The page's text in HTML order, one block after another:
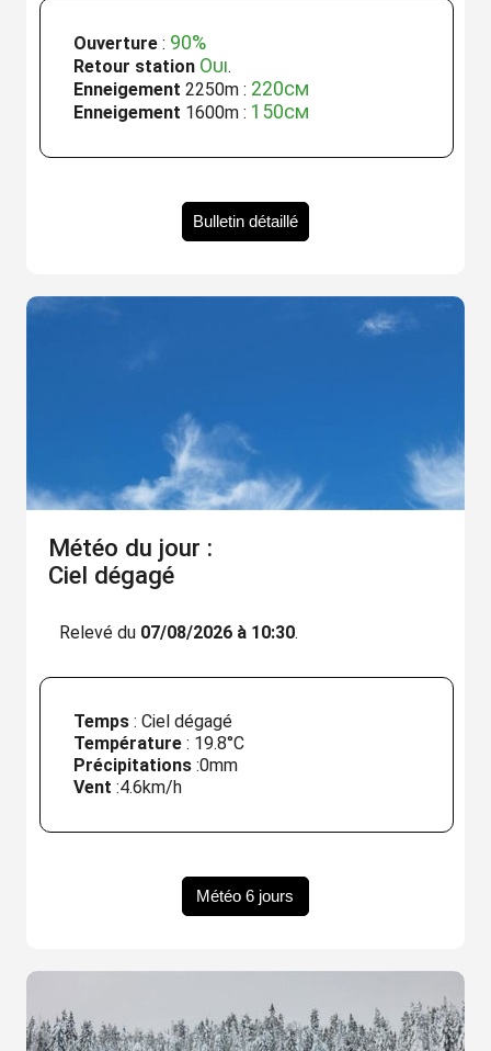
Ouverture: 90%
Retour station Oui.
Enneigement 2250m : 220cm
Enneigement 1600m : 150cm
Bulletin détaillé
Météo du jour :
Ciel dégagé
Relevé du 07/08/2026 à 10:30.
Temps: Ciel dégagé
Température: 19.8°C
Précipitations:0mm
Vent :4.6km/h
Météo 6 jours